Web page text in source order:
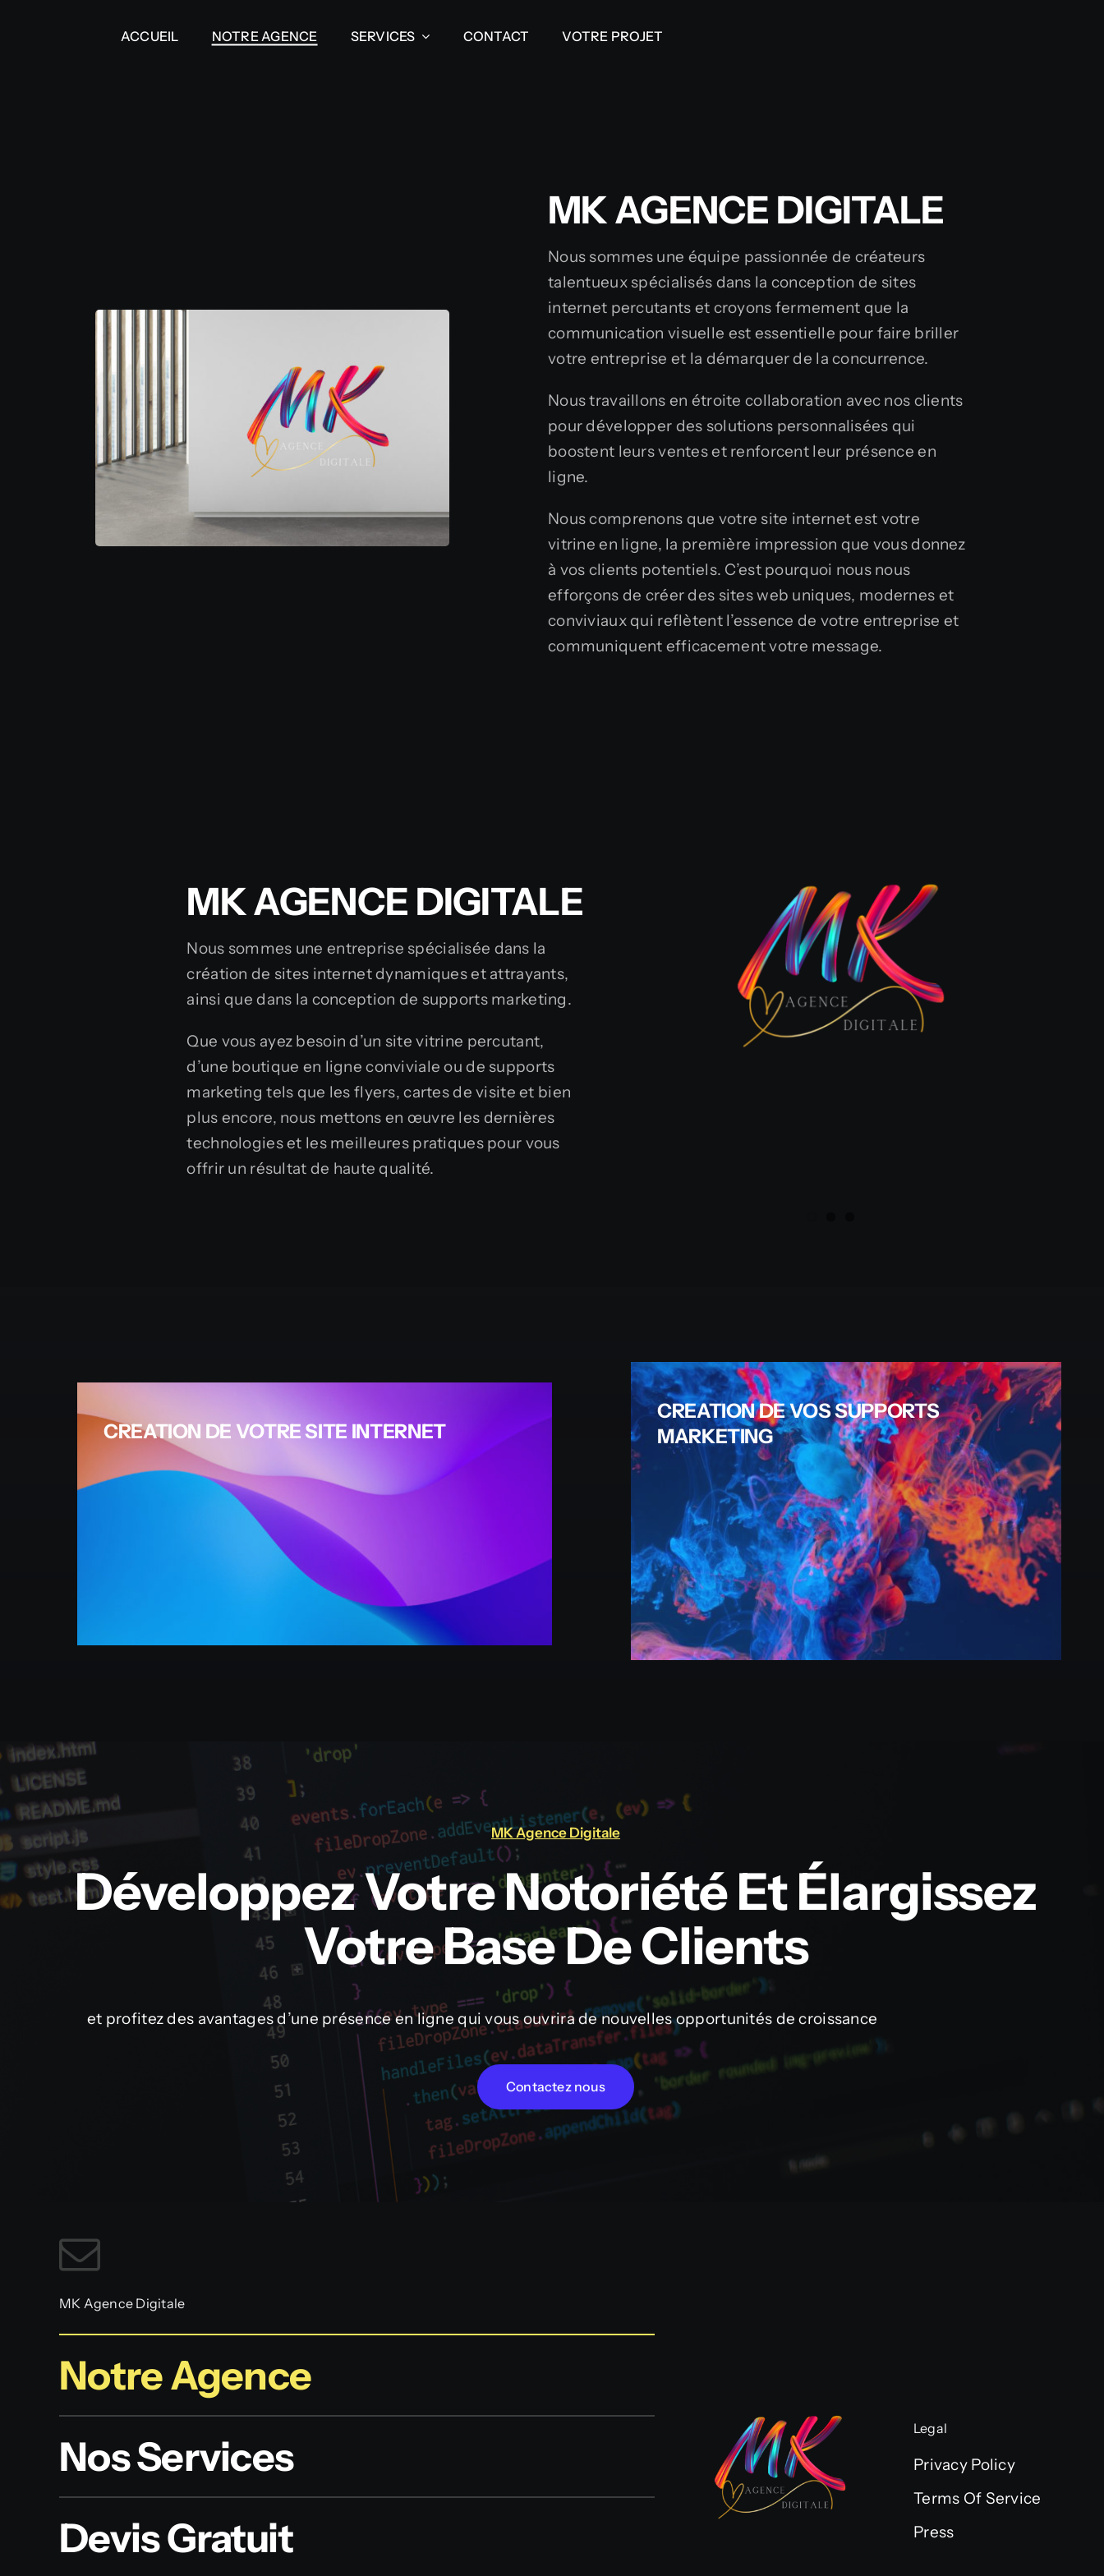
ACCUEIL NOTRE AGENCE SERVICES CONTACT VOTRE PROJET
ACCUEIL NOTRE AGENCE SERVICES CONTACT VOTRE PROJET
MK AGENCE DIGITALE
Nous sommes une équipe passionnée de créateurs
talentueux spécialisés dans la conception de sites
internet percutants et croyons fermement que la
communication visuelle est essentielle pour faire briller
votre entreprise et la démarquer de la concurrence.
Nous travaillons en étroite collaboration avec nos clients
pour développer des solutions personnalisées qui
boostent leurs ventes et renforcent leur présence en
ligne.
Nous comprenons que votre site internet est votre
vitrine en ligne, la première impression que vous donnez
à vos clients potentiels. C’est pourquoi nous nous
efforçons de créer des sites web uniques, modernes et
conviviaux qui reflètent l’essence de votre entreprise et
communiquent efficacement votre message.
MK AGENCE DIGITALE
Nous sommes une entreprise spécialisée dans la
création de sites internet dynamiques et attrayants,
ainsi que dans la conception de supports marketing.
Que vous ayez besoin d’un site vitrine percutant,
d’une boutique en ligne conviviale ou de supports
marketing tels que les flyers, cartes de visite et bien
plus encore, nous mettons en œuvre les dernières
technologies et les meilleures pratiques pour vous
offrir un résultat de haute qualité.
CREATION DE VOTRE SITE INTERNET
CREATION DE VOS SUPPORTS
MARKETING
MK Agence Digitale
Développez Votre Notoriété Et Élargissez
Votre Base De Clients
et profitez des avantages d’une présence en lignequi vous ouvrira de nouvelles opportunités de croissance
Contactez nous
MK Agence Digitale
Notre Agence
Nos Services
Devis Gratuit
Legal
Privacy Policy
Terms Of Service
Press